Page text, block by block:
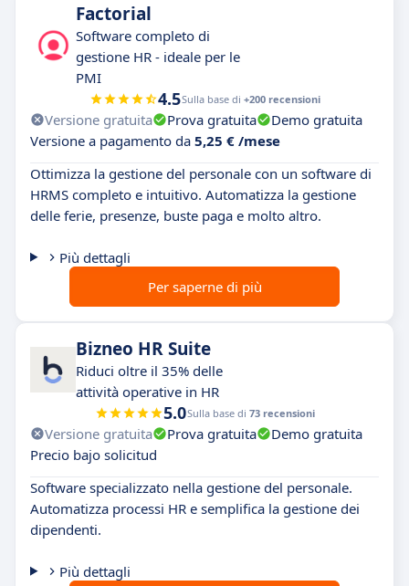
Factorial
Software completo di
gestione HR - ideale per le
PMI
4.5Sulla base di +200 recensioni
Versione gratuita Prova gratuita
Demo gratuita
Versione a pagamento da 5,25 € /mese
Ottimizza la gestione del personale con un software di
HRMS completo e intuitivo. Automatizza la gestione
delle ferie, presenze, buste paga e molto altro.
Più dettagli
Per saperne di più
Bizneo HR Suite
Riduci oltre il 35% delle
attività operative in HR
5.0Sulla base di 73 recensioni
Versione gratuita Prova gratuita
Demo gratuita
Precio bajo solicitud
Software specializzato nella gestione del personale.
Automatizza processi HR e semplifica la gestione dei
dipendenti.
Più dettagli